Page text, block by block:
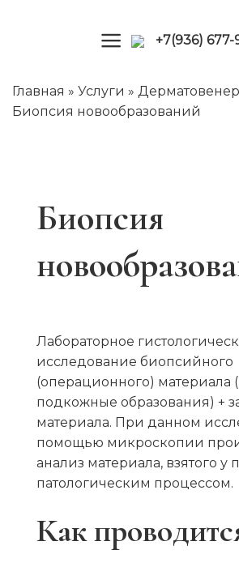
+7(936)
Главная » Услуги »
Биопсия новообразований
Биопсия
Лабораторное
исследование биопсийного
(операционного) материала
подкожные образования) +
материала. При данном
помощью микроскопии
анализ материала, взятого у
патологическим процессом.
Как